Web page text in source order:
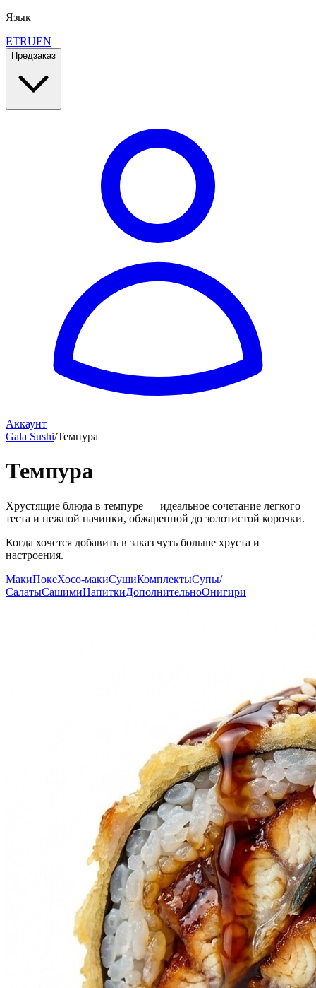
Язык
ETRUEN
Предзаказ
Аккаунт
Gala Sushi/Темпура
Темпура
Хрустящие блюда в темпуре — идеальное сочетание легкого
теста и нежной начинки, обжаренной до золотистой корочки.
Когда хочется добавить в заказ чуть больше хруста и
настроения.
МакиПокеХосо-макиСушиКомплектыСупы/
СалатыСашимиНапиткиДополнительноОнигири